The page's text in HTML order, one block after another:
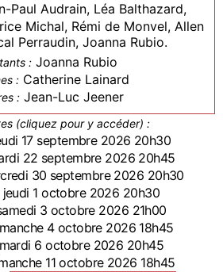
Paul Audrain, Léa Balthazard,
Michal, Rémi de Monvel, Allen
Perraudin, Joanna Rubio.
: Joanna Rubio
: Catherine Lainard
: Jean-Luc Jeener
(cliquez pour y accéder) :
17 septembre 2026 20h30
22 septembre 2026 20h45
30 septembre 2026 20h30
jeudi 1 octobre 2026 20h30
3 octobre 2026 21h00
4 octobre 2026 18h45
6 octobre 2026 20h45
11 octobre 2026 18h45